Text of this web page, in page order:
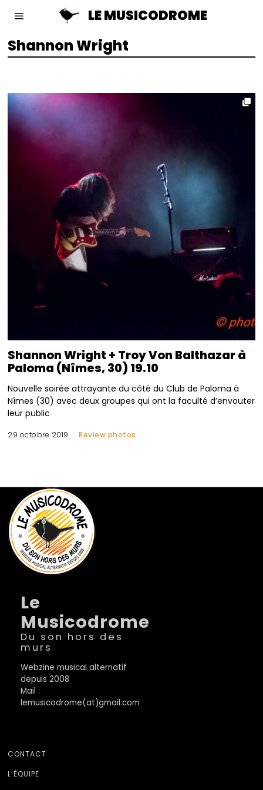
LE MUSICODROME
Shannon Wright
Shannon Wright + Troy Von Balthazar à
Paloma (Nîmes, 30) 19.10
Nouvelle soirée attrayante du côté du Club de Paloma à
Nîmes (30) avec deux groupes qui ont la faculté d’envouter
leur public
29 octobre 2019 Review photos
Le
Musicodrome
Du son hors des
murs
Webzine musical alternatif
depuis 2008
Mail :
lemusicodrome(at)gmail.com
CONTACT
L’ÉQUIPE